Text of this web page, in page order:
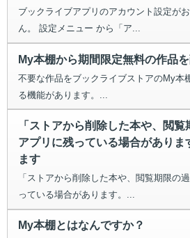
ブックライブアプリのアカウント設定が
ん。 設定メニュー から「ア...
My本棚から期間限定無料の作品を
不要な作品をブックライブストアのMy本
る機能があります。...
「ストアから削除した本や、閲
アプリに残っている場合がありま
ます
「ストアから削除した本や、閲覧期限の
っている場合があります。...
My本棚とはなんですか？